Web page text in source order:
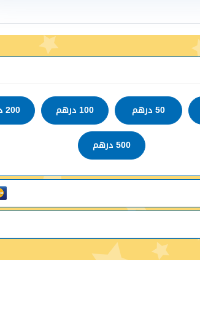
50 درهم 100 درهم 200 درهم
500 درهم